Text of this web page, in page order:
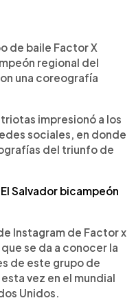
de baile Factor X
regional del
una coreografía
impresionó a los
sociales, en donde
del triunfo de
Salvador bicampeón
Instagram de Factor x
se da a conocer la
de este grupo de
vez en el mundial
Unidos.